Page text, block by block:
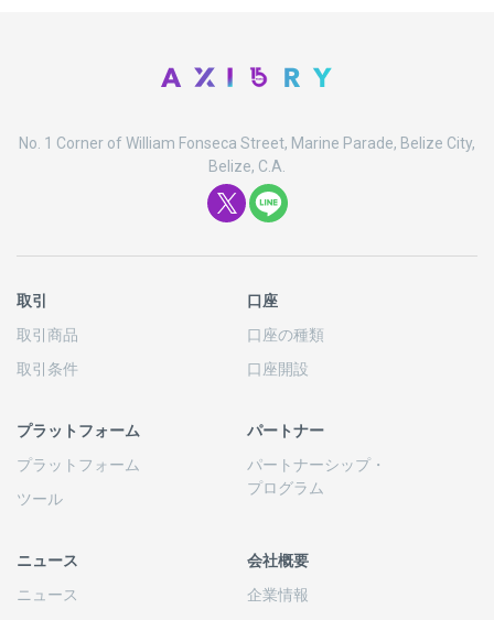
No. 1 Corner of William Fonseca Street, Marine Parade, Belize City,
Belize, C.A.
取引
取引商品
取引条件
口座
口座の種類
口座開設
プラットフォーム
プラットフォーム
ツール
パートナー
パートナーシップ・
プログラム
ニュース
ニュース
会社概要
企業情報